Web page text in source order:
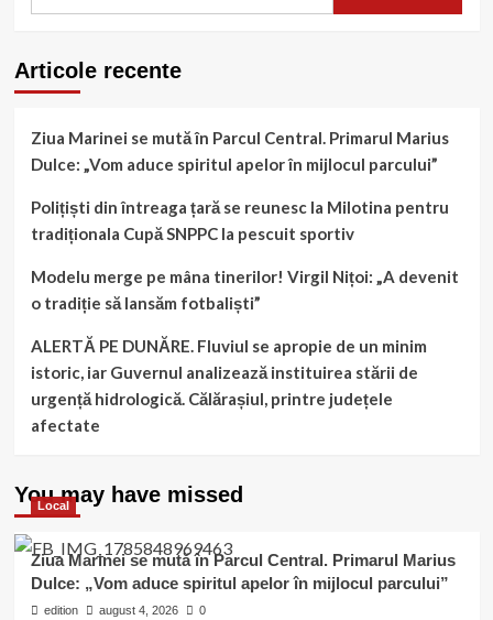
Articole recente
Ziua Marinei se mută în Parcul Central. Primarul Marius
Dulce: „Vom aduce spiritul apelor în mijlocul parcului”
Polițiști din întreaga țară se reunesc la Milotina pentru
tradiționala Cupă SNPPC la pescuit sportiv
Modelu merge pe mâna tinerilor! Virgil Nițoi: „A devenit
o tradiție să lansăm fotbaliști”
ALERTĂ PE DUNĂRE. Fluviul se apropie de un minim
istoric, iar Guvernul analizează instituirea stării de
urgență hidrologică. Călărașiul, printre județele
afectate
You may have missed
Local
Ziua Marinei se mută în Parcul Central. Primarul Marius
Dulce: „Vom aduce spiritul apelor în mijlocul parcului”
edition august 4, 2026 0